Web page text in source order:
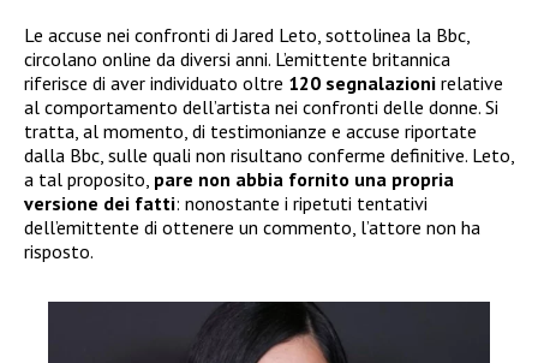
Le accuse nei confronti di Jared Leto, sottolinea la Bbc,
circolano online da diversi anni. L’emittente britannica
riferisce di aver individuato oltre 120 segnalazioni relative
al comportamento dell’artista nei confronti delle donne. Si
tratta, al momento, di testimonianze e accuse riportate
dalla Bbc, sulle quali non risultano conferme definitive. Leto,
a tal proposito, pare non abbia fornito una propria
versione dei fatti: nonostante i ripetuti tentativi
dell’emittente di ottenere un commento, l’attore non ha
risposto.